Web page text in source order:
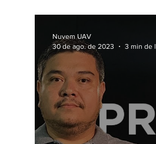
Nuvem UAV
30 de ago. de 2023
3 min de